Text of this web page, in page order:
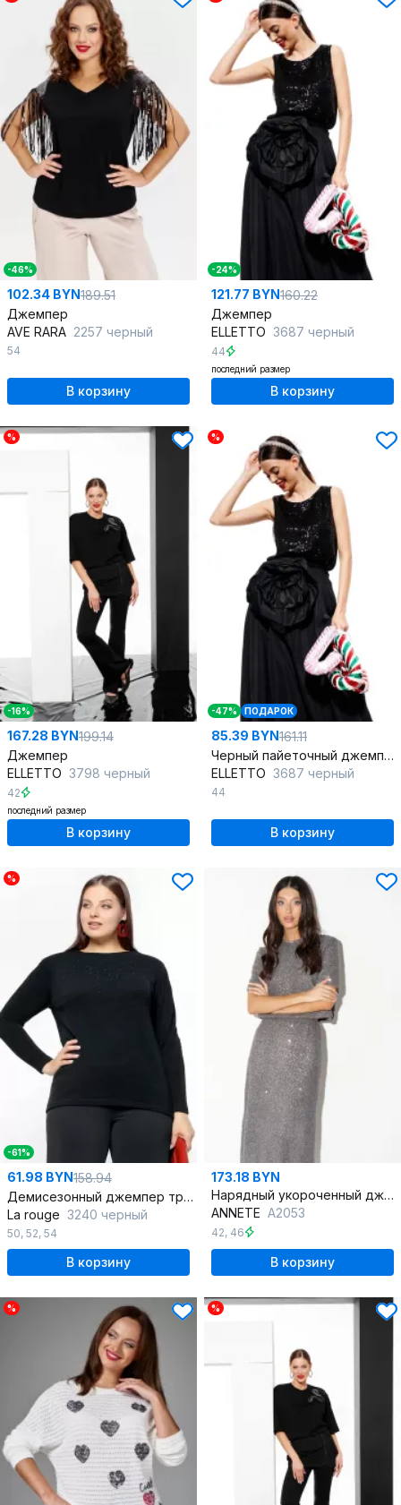
-46%
102.34 BYN189.51
Джемпер
AVE RARA 2257 черный
54
В корзину
-24%
121.77 BYN160.22
Джемпер
ELLETTO 3687 черный
44
последний размер
В корзину
%
-16%
167.28 BYN199.14
Джемпер
ELLETTO 3798 черный
42
последний размер
В корзину
%
-47% ПОДАРОК
85.39 BYN161.11
Черный пайеточный джемпер без рукавов и классической посадкой
ELLETTO 3687 черный
44
В корзину
%
-61%
61.98 BYN158.94
Демисезонный джемпер трапециевидного силуэта из трикотажа
La rouge 3240 черный
50, 52, 54
В корзину
173.18 BYN
Нарядный укороченный джемпер из трикотажа с пайетками
ANNETE A2053
42, 46
В корзину
% %